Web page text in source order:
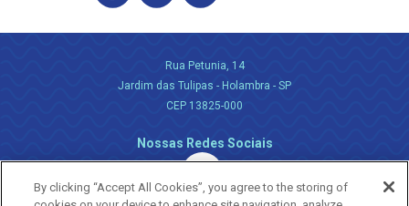
Rua Petunia, 14
Jardim das Tulipas - Holambra - SP
CEP 13825-000
Nossas Redes Sociais
By clicking “Accept All Cookies”, you agree to the storing of